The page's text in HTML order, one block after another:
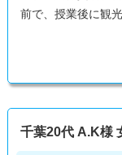
前で、授業後に観
千葉20代 A.K様